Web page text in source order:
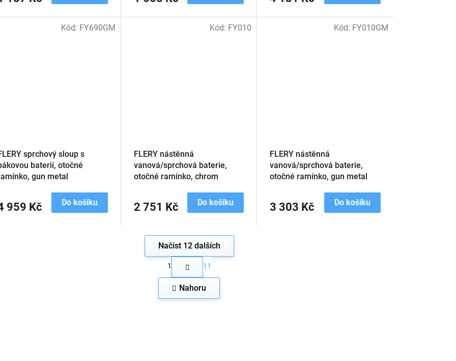
sprchový sloup s
baterií, otočné
gun metal
959 Kč Do košíku
Kód: FY690GM
FLERY nástěnná
vanová/sprchová baterie,
otočné ramínko, chrom
2 751 Kč Do košíku
Kód: FY010
FLERY nástěnná
vanová/sprchová baterie,
otočné ramínko, gun metal
3 303 Kč Do košíku
Kód: FY010GM
O
v
l
á
Načíst 12 dalších
S
t
r
á
1 11
Nahoru